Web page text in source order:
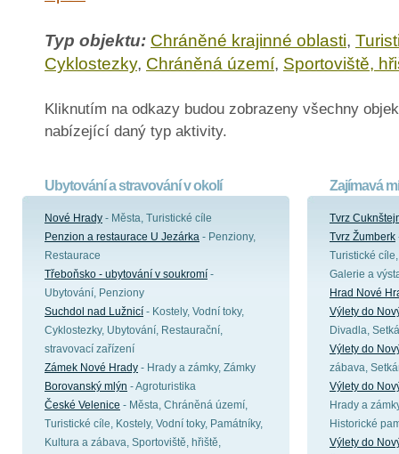
Typ objektu: Chráněné krajinné oblasti,
Cyklostezky, Chráněná území, Sportoviště,
Kliknutím na odkazy budou zobrazeny všechny
nabízející daný typ aktivity.
Ubytování a stravování v okolí
Nové Hrady - Města, Turistické cíle
Penzion a restaurace U Jezárka - Penziony,
Restaurace
Třeboňsko - ubytování v soukromí -
Ubytování, Penziony
Suchdol nad Lužnicí - Kostely, Vodní toky,
Cyklostezky, Ubytování, Restaurační,
stravovací zařízení
Zámek Nové Hrady - Hrady a zámky, Zámky
Borovanský mlýn - Agroturistika
České Velenice - Města, Chráněná území,
Turistické cíle, Kostely, Vodní toky, Památníky,
Kultura a zábava, Sportoviště, hřiště,
Zajímavá
Tvrz
Tvrz Žumberk
Turistické
Galerie a
Hrad Nové
Výlety do
Divadla,
Výlety do
zábava,
Výlety do
Hrady a
Historické
Výlety do